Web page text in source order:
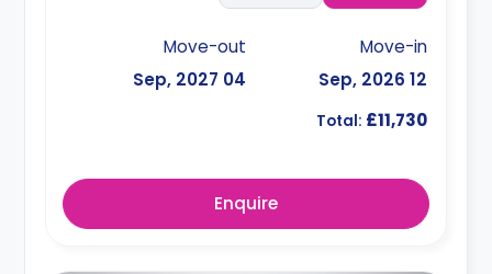
Move-in
12 Sep, 2026
Move-out
04 Sep, 2027
Total: £11,730
Enquire